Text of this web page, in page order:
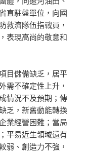
直駐盤單位，向國
救濟隊伍指戰員，
表現高尚的敬意和
目儲備缺乏，居平
需不確定性上升，
情況不及預期；傳
乏，新舊動能轉換
業經營困難；當局
平易近生領域還有
弱、創造力不強，